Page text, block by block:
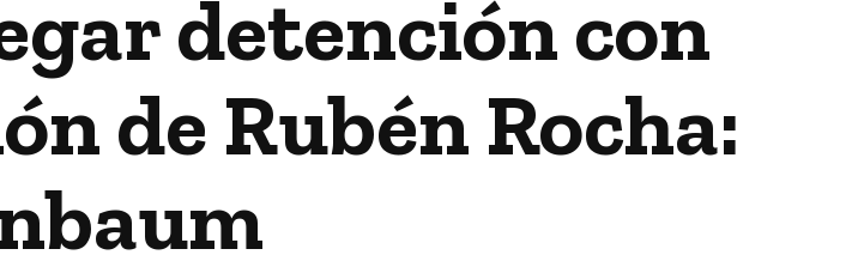
detención con
de Rubén Rocha: